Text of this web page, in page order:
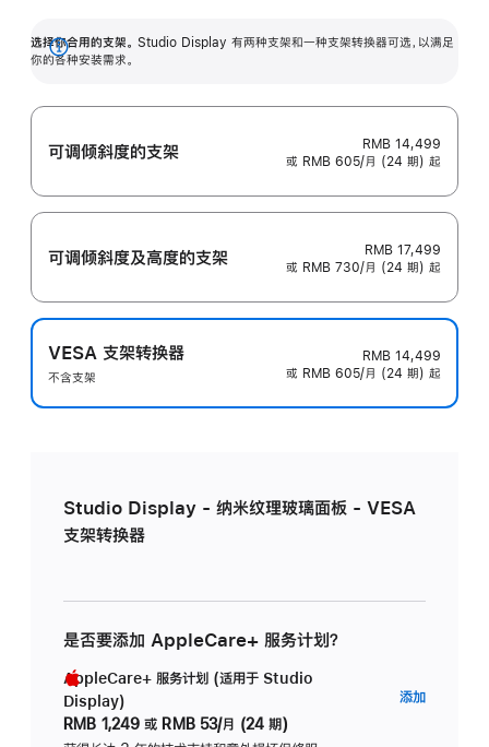
选择你合用的支架。 Studio Display 有两种支架和一种支架转换器可选，以满足
你的各种安装需求。
展
可调倾斜度的支架
RMB 14,499
或 RMB 605/月 (24 期) 起
可调倾斜度及高‍度的支‍架
RMB 17,499
或 RMB 730/月 (24 期) 起
VESA 支架转换器
不含支架
RMB 14,499
或 RMB 605/月 (24 期) 起
Studio Display - 纳米纹理玻璃面板 - VESA
支架转换器
是否要添加 AppleCare+ 服务计划？
AppleCare+ 服务计划 (适用于 Studio
Display)
RMB 1,249 或 RMB 53/月 (24 期)
添加